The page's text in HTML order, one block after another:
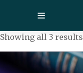
Showing all 3 results